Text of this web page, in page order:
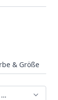
& Größe
…